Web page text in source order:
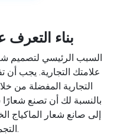
بناء التعرف
السبب الرئيسي لتصميم
علامتك التجارية. يجب أن
التجارية المفضلة من
بالنسبة لك أن تصنع
إلى صانع شعار الماكياج
التجميل الخاصة بك.